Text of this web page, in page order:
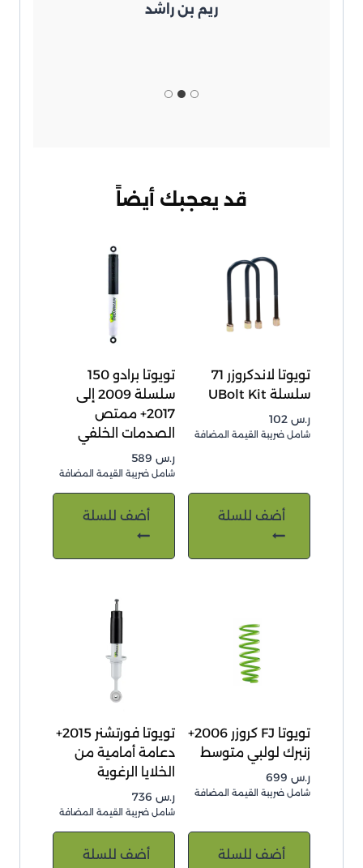
ريم بن راشد
قد يعجبك أيضاً
تويوتا لاندكروزر 71
سلسلة UBolt Kit
ر.س
شامل ضريبة القيمة المضافة
أضف للسلة
تويوتا برادو 150
سلسلة 2009 إلى
2017+ ممتص
الصدمات الخلفي
ر.س
شامل ضريبة القيمة المضافة
أضف للسلة
تويوتا FJ كروزر 2006+
زنبرك لولبي متوسط
ر.س
شامل ضريبة القيمة المضافة
أضف للسلة
تويوتا فورتشنر 2015+
دعامة أمامية من
الخلايا الرغوية
ر.س
شامل ضريبة القيمة المضافة
أضف للسلة